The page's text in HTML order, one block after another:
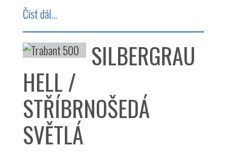
Číst dál...
SILBERGRAU
HELL /
STŘÍBRNOŠEDÁ
SVĚTLÁ